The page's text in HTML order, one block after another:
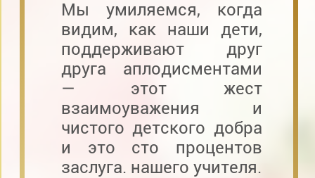
Мы умиляемся, когда
видим, как наши дети,
поддерживают друг
друга аплодисментами
— этот жест
взаимоуважения и
чистого детского добра
и это сто процентов
заслуга. нашего учителя.